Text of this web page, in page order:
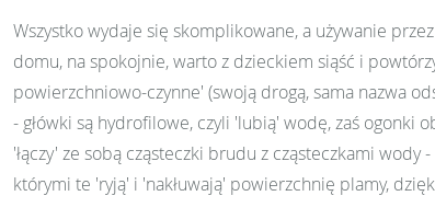
Wszystko wydaje się skomplikowane, a używanie
domu, na spokojnie, warto z dzieckiem siąść i
powierzchniowo-czynne' (swoją drogą, sama nazwa
- główki są hydrofilowe, czyli 'lubią' wodę, zaś ogonki
'łączy' ze sobą cząsteczki brudu z cząsteczkami wody
którymi te 'ryją' i 'nakłuwają' powierzchnię plamy,